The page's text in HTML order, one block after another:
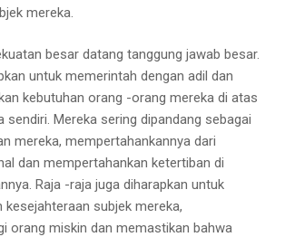
mereka.
besar datang tanggung jawab besar.
untuk memerintah dengan adil dan
kebutuhan orang -orang mereka di atas
sendiri. Mereka sering dipandang sebagai
mereka, mempertahankannya dari
dan mempertahankan ketertiban di
Raja -raja juga diharapkan untuk
subjek mereka,
orang miskin dan memastikan bahwa